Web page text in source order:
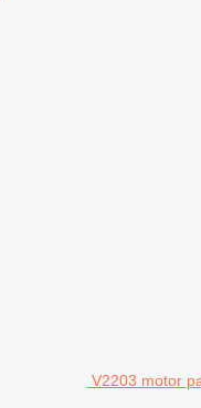
V2203 motor